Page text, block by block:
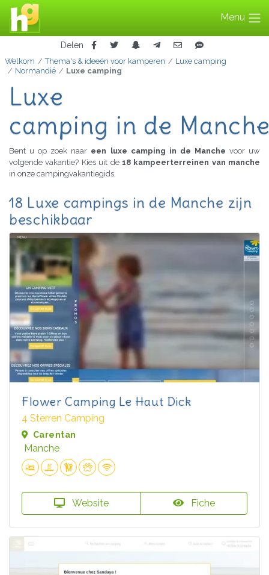
Menu
Delen
Welkom Thema's & ideeën voor kamperen
Luxe camping
Normandië
Luxe camping
Luxe
camping in de
Bent u op zoek naar een luxe camping in de Manche voor uw
volgende vakantie? Kies uit de 18 kampeerterreinen van manche
in onze campingvakantiegids.
18 Luxe campings in de Manche zijn
beschikbaar
Flower Camping Le Haut Dick
4 Sterren Camping
Carentan
Manche
Website Fiche